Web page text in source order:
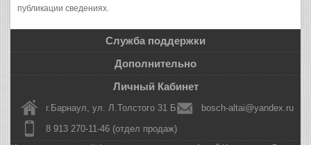
публикации сведениях.
Служба поддержки
Дополнительно
Личный Кабинет
г.Барнаул, ул. Л.Толстого 31 Б
bosch-altai@yandex.ru
8 913 270-11-46 (отдел продаж)